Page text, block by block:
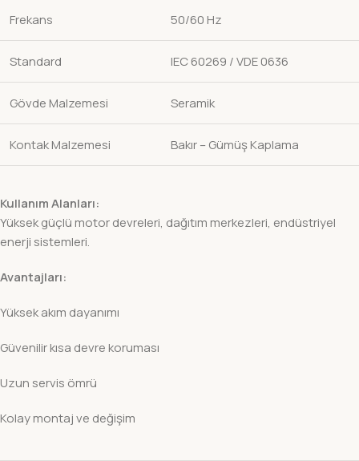
Frekans 50/60 Hz
Standard IEC 60269 / VDE 0636
Gövde Malzemesi Seramik
Kontak Malzemesi Bakır – Gümüş Kaplama
Kullanım Alanları:
Yüksek güçlü motor devreleri, dağıtım merkezleri, endüstriyel
enerji sistemleri.
Avantajları:
Yüksek akım dayanımı
Güvenilir kısa devre koruması
Uzun servis ömrü
Kolay montaj ve değişim